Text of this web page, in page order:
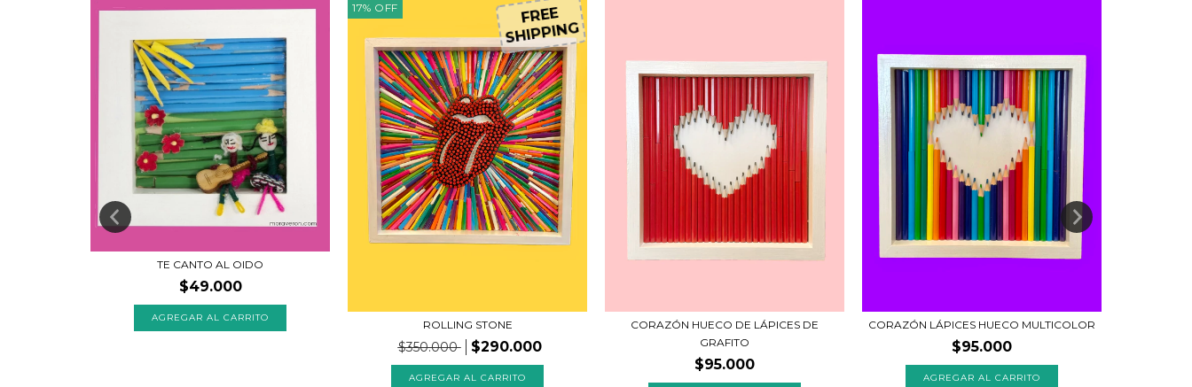
TE CANTO AL OIDO
$49.000
17% OFF FREE
SHIPPING
ROLLING STONE
$350.000 $290.000
CORAZÓN HUECO DE LÁPICES DE
GRAFITO
$95.000
CORAZÓN LÁPICES HUECO MULTICOLOR
$95.000